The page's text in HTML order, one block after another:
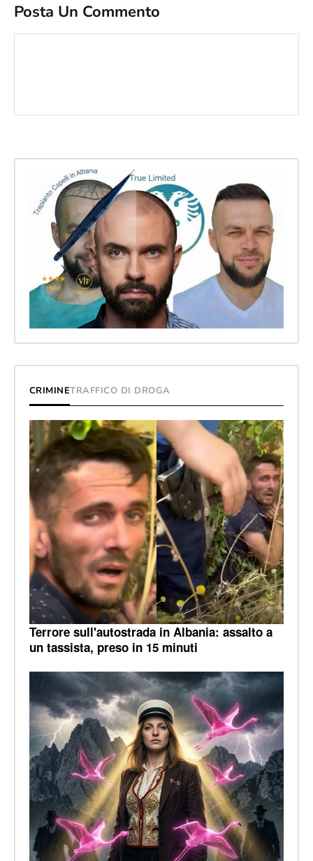
Posta Un Commento
CRIMINETRAFFICO DI DROGA
Terrore sull'autostrada in Albania: assalto a
un tassista, preso in 15 minuti